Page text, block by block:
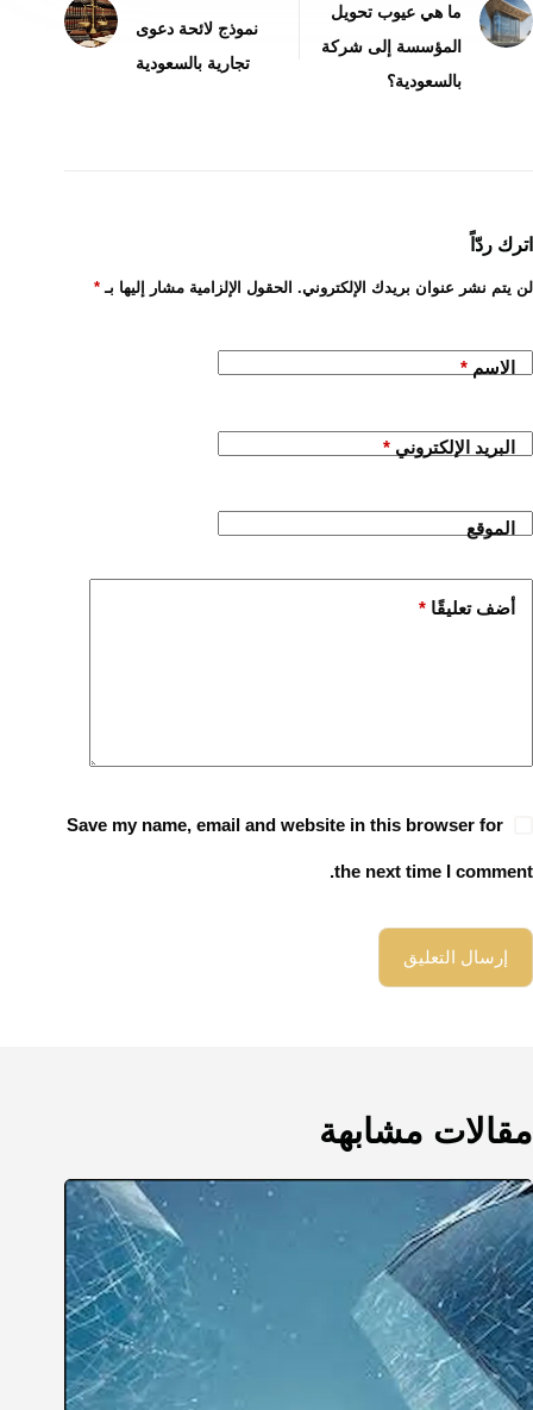
ما هي عيوب تحويل
المؤسسة إلى شركة
بالسعودية؟
نموذج لائحة دعوى
تجارية بالسعودية
اترك ردّاً
لن يتم نشر عنوان بريدك الإلكتروني. الحقول الإلزامية مشار إليها بـ *
الاسم *
البريد الإلكتروني *
الموقع
أضف تعليقًا *
Save my name, email and website in this browser for
the next time I comment.
إرسال التعليق
مقالات مشابهة